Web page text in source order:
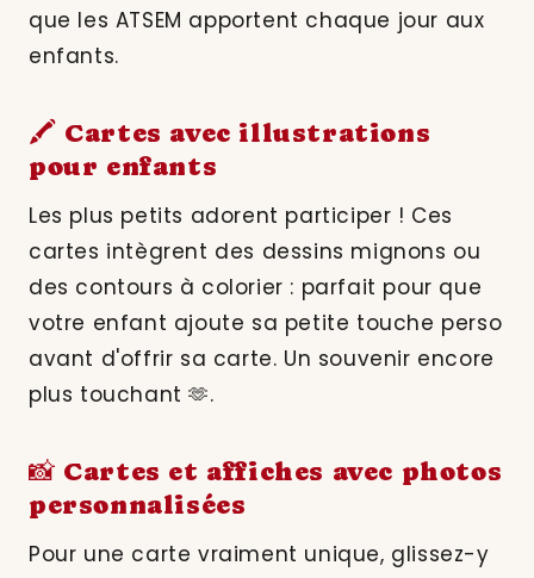
que les ATSEM apportent chaque jour aux
enfants.
🖍️ Cartes avec illustrations
pour enfants
Les plus petits adorent participer ! Ces
cartes intègrent des dessins mignons ou
des contours à colorier : parfait pour que
votre enfant ajoute sa petite touche perso
avant d'offrir sa carte. Un souvenir encore
plus touchant 🫶.
📸 Cartes et affiches avec photos
personnalisées
Pour une carte vraiment unique, glissez-y